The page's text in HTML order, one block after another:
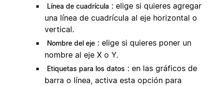
Línea de cuadrícula : elige si quieres agregar
una línea de cuadrícula al eje horizontal o
vertical.
Nombre del eje : elige si quieres poner un
nombre al eje X o Y.
Etiquetas para los datos : en las gráficos de
barra o línea, activa esta opción para